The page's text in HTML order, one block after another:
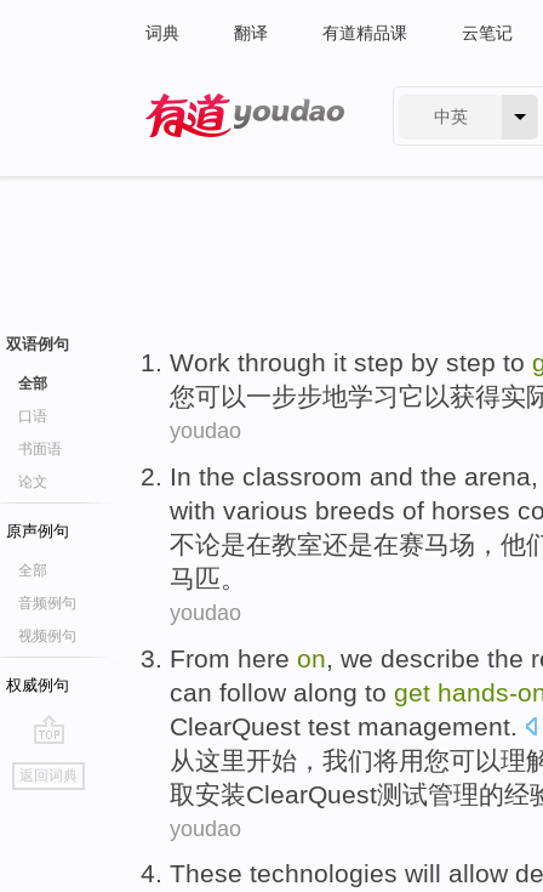
词典 翻译 有道精品课 云笔记
中英
双语例句
全部
口语
书面语
论文
原声例句
全部
音频例句
视频例句
权威例句
go
top
返回词典
Work through it step by step to
您可以一步步地学习它 以获得实
youdao
In the classroom and the arena
with various breeds of horses
不论是在教室还是在赛马场 ， 他
马匹。
youdao
From here on we describe the
can follow along to get hands-
ClearQuest test management.
从这里开始， 我们将用您可以理
取安装ClearQuest测试管理的经
youdao
These technologies will allow